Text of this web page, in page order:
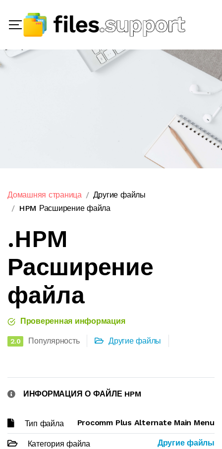
Домашняя страница
Другие файлы
HPM Расширение файла
.HPM
Расширение
файла
Проверенная информация
2.0 Популярность Другие файлы
ИНФОРМАЦИЯ О ФАЙЛЕ HPM
Тип файла Procomm Plus Alternate Main Menu
Категория файла Другие файлы